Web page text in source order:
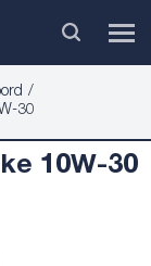
30
10W-30